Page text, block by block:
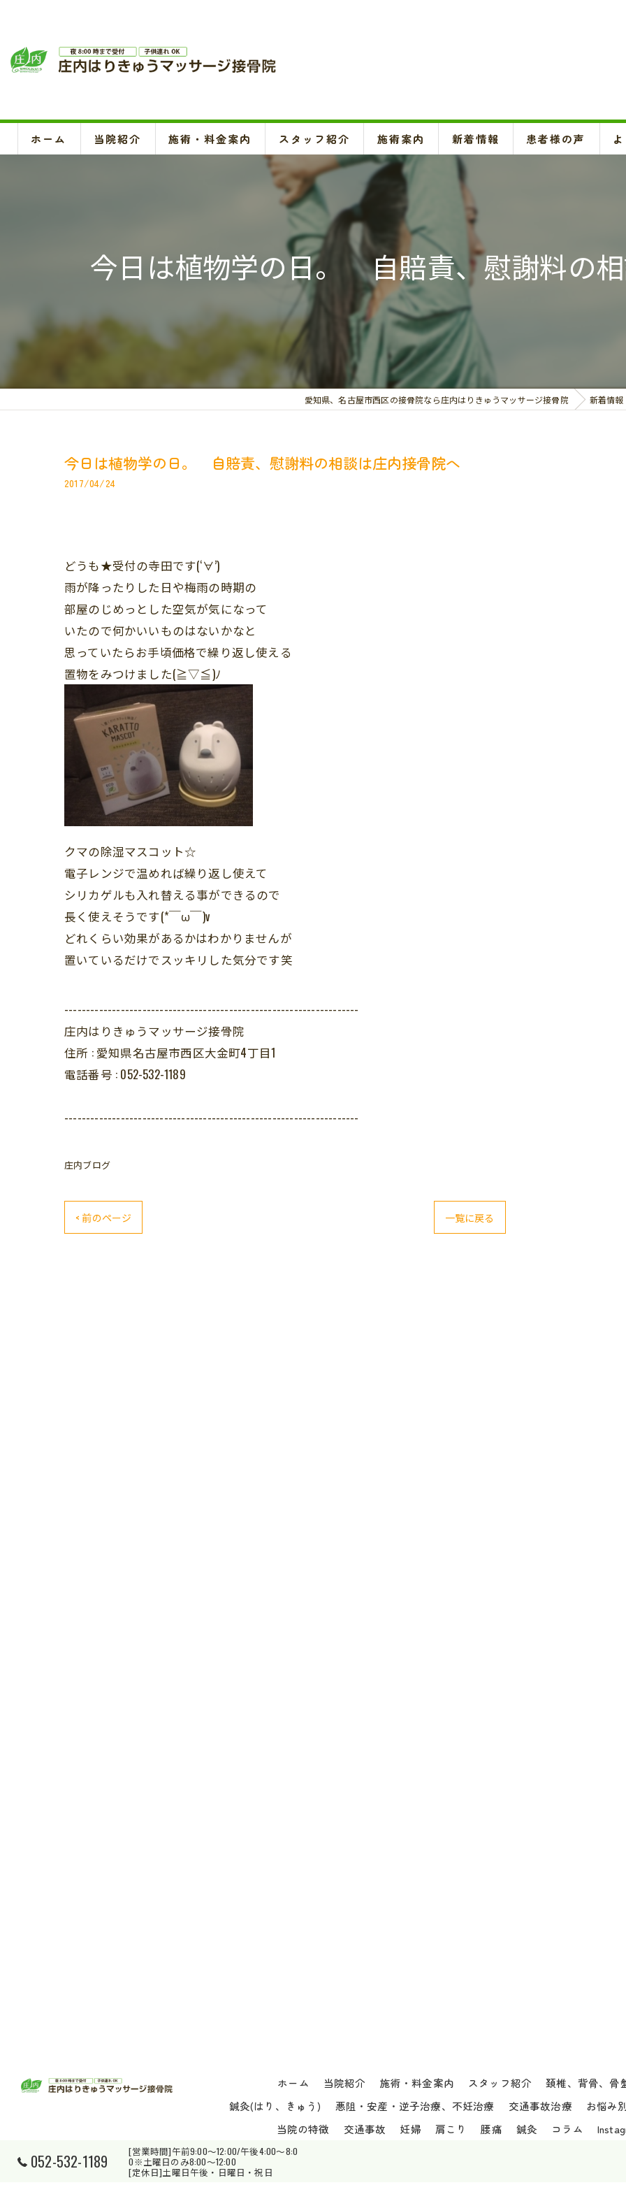
ホーム 当院紹介 施術・料金案内 スタッフ紹介 施術案内
頚椎、背骨、骨盤矯正、O脚矯正
ハイボルテージ・超音波治療、超短波治療
鍼灸(はり、きゅう)
悪阻・安産・逆子治療、不妊治療
交通事故治療
お悩み別の治療
新着情報 患者様の声
今日は植物学の日。 自賠責、慰謝料の
愛知県、名古屋市西区の接骨院なら庄内はりきゅうマッサージ接骨院 新着情報
今日は植物学の日。 自賠責、慰謝料の相談は庄内接骨院へ
2017/04/24
どうも★受付の寺田です(‘∀’)
雨が降ったりした日や梅雨の時期の
部屋のじめっとした空気が気になって
いたので何かいいものはないかなと
思っていたらお手頃価格で繰り返し使える
置物をみつけました(≧▽≦)ﾉ
クマの除湿マスコット☆
電子レンジで温めれば繰り返し使えて
シリカゲルも入れ替える事ができるので
長く使えそうです(*￣ω￣)v
どれくらい効果があるかはわかりませんが
置いているだけでスッキリした気分です笑
--------------------------------------------------------------------
庄内はりきゅうマッサージ接骨院
住所 : 愛知県名古屋市西区大金町4丁目1
電話番号 : 052-532-1189
--------------------------------------------------------------------
庄内ブログ
< 前のページ 一覧に戻る
052-532-1189 [営業時間]午前9:00～12:00/午後4:00～8:0
0※土曜日のみ8:00～12:00
[定休日]土曜日午後・日曜日・祝日
ホーム 当院紹介 施術・料金案内 スタッフ紹介 頚椎、背骨、骨
鍼灸(はり、きゅう)
悪阻・安産・逆子治療、不妊治療 交通事故治療 お悩み
当院の特徴
交通事故 妊婦 肩こり 腰痛 鍼灸 コラム